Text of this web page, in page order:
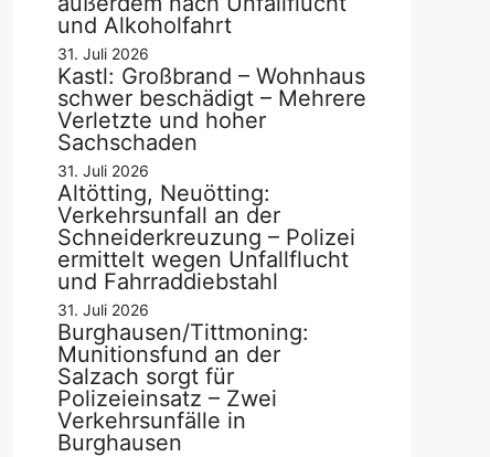
und Alkoholfahrt
31. Juli 2026
Kastl: Großbrand – Wohnhaus
schwer beschädigt – Mehrere
Verletzte und hoher
Sachschaden
31. Juli 2026
Altötting, Neuötting:
Verkehrsunfall an der
Schneiderkreuzung – Polizei
ermittelt wegen Unfallflucht
und Fahrraddiebstahl
31. Juli 2026
Burghausen/Tittmoning:
Munitionsfund an der
Salzach sorgt für
Polizeieinsatz – Zwei
Verkehrsunfälle in
Burghausen